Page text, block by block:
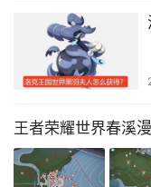
王者荣耀世界春溪